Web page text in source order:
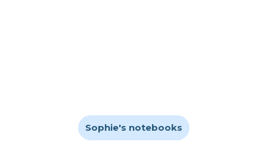
Sophie's notebooks